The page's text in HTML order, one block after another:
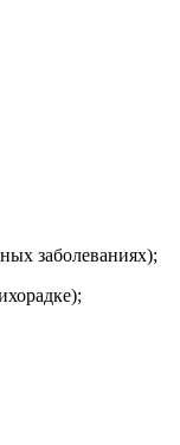
заболеваниях);